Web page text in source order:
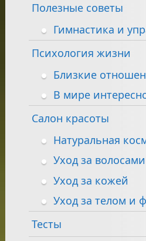
Полезные советы
Гимнастика и
Психология жизни
Близкие
В мире
Салон красоты
Натуральная
Уход за волосами
Уход за кожей
Уход за телом и
Тесты